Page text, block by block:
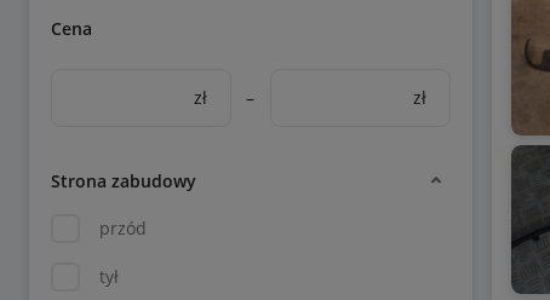
Cena
zł – zł
Strona zabudowy
przód
tył